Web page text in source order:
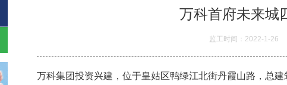
万科首府未来城
监工时间：2022-1-26
万科集团投资兴建，位于皇姑区鸭绿江北街丹霞山路，总建